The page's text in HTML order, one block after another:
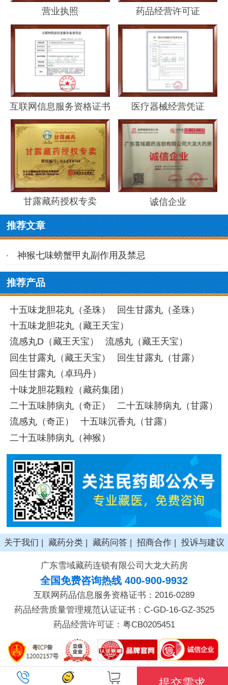
营业执照 药品经营许可证
互联网信息服务资格证书 医疗器械经营凭证
甘露藏药授权专卖 诚信企业
推荐文章
神猴七味螃蟹甲丸副作用及禁忌
推荐产品
十五味龙胆花丸（圣珠）
回生甘露丸（圣珠）
十五味龙胆花丸（藏王天宝）
流感丸D（藏王天宝）
流感丸（藏王天宝）
回生甘露丸（藏王天宝）
回生甘露丸（甘露）
回生甘露丸（卓玛丹）
十味龙胆花颗粒（藏药集团）
二十五味肺病丸（奇正）
二十五味肺病丸（甘露）
流感丸（奇正）
十五味沉香丸（甘露）
二十五味肺病丸（神猴）
关于我们 藏药分类| 藏药问答| 招商合作| 投诉与建议
广东雪域藏药连锁有限公司大龙大药房
全国免费咨询热线 400-900-9932
互联网药品信息服务资格证书：2016-0289
药品经营质量管理规范认证证书：C-GD-16-GZ-3525
药品经营许可证：粤CB0205451